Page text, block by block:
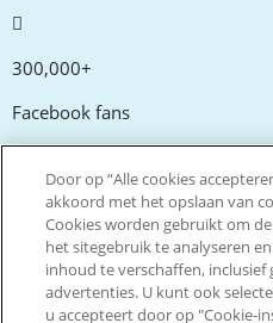
300,000+
Facebook fans
20,000+
Kortingscodes
Live more. Spend less.
Door op “Alle cookies
akkoord met het opslaan van
Cookies worden gebruikt om
het sitegebruik te analyseren
inhoud te verschaffen, inclusief
advertenties. U kunt ook
u accepteert door op "Cookie-